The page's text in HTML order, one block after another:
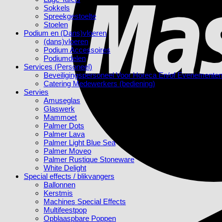
Sokkels
Spreekgestoelte
Stoelen
Podium en (Dans)vloeren
(dans)vloeren
Podium Accessoires
Podiumdelen
Services (Personeel)
Beveiligingspersoneel Voor Horeca En/of Evenementen
Catering Medewerkers (bediening)
Servies
Amuseglas
Glaswerk
Mammoet
Palmer Dots
Palmer Lava
Palmer Light Blue Sea
Palmer Moveo
Palmer Rustique Stoneware
White Delight
Special effects / blikvangers
Ballonnen
Kerstmis
Machines Special Effects
Multifeestpop
Opblaaspbare Poppen